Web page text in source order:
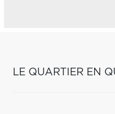
LE QUARTIER EN